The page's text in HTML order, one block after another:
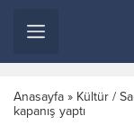
Anasayfa » Kültür /
kapanış yaptı